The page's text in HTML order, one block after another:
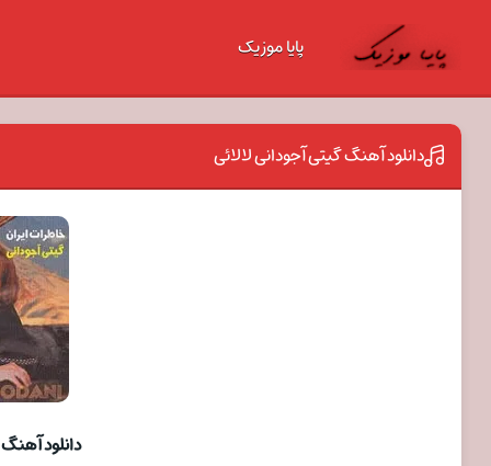
پایا موزیک
دانلود آهنگ گیتی آجودانی لالائی
دانلود